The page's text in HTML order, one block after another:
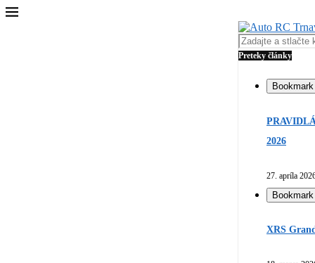
Preteky články
Bookmark
2026
27. apríla
Bookmark
XRS